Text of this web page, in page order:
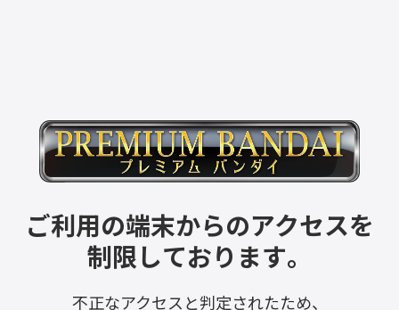
ご利用の端末からのアクセスを
制限しております。
不正なアクセスと判定されたため、